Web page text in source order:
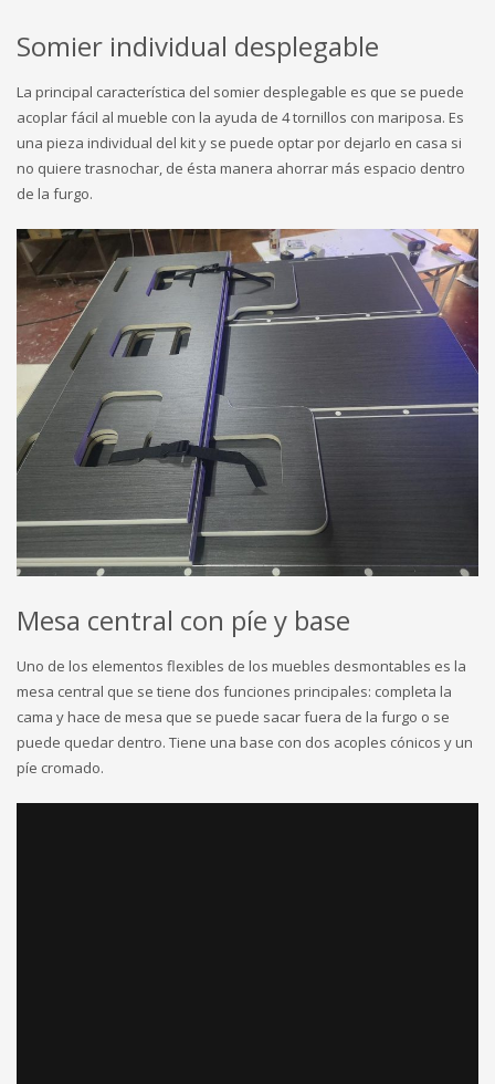
Somier individual desplegable
La principal característica del somier desplegable es que se puede
acoplar fácil al mueble con la ayuda de 4 tornillos con mariposa. Es
una pieza individual del kit y se puede optar por dejarlo en casa si
no quiere trasnochar, de ésta manera ahorrar más espacio dentro
de la furgo.
Mesa central con píe y base
Uno de los elementos flexibles de los muebles desmontables es la
mesa central que se tiene dos funciones principales: completa la
cama y hace de mesa que se puede sacar fuera de la furgo o se
puede quedar dentro. Tiene una base con dos acoples cónicos y un
píe cromado.